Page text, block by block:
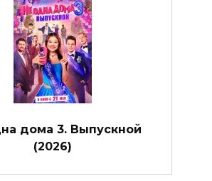
дома 3. Выпускной
(2026)